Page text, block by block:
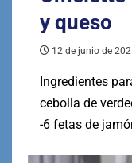
y queso
12 de junio de
Ingredientes
cebolla de
-6 fetas de